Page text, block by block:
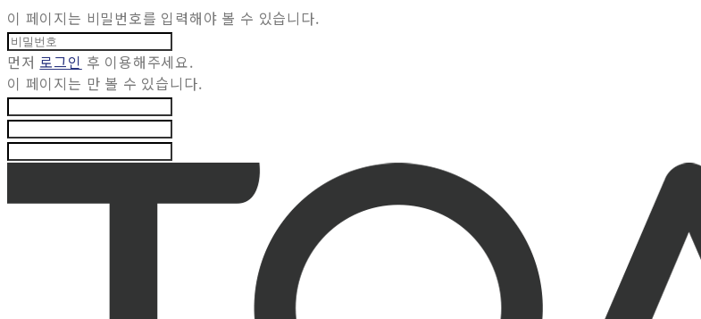
이 페이지는 비밀번호를 입력해야 볼 수 있습니다.
먼저 로그인 후 이용해주세요.
이 페이지는 만 볼 수 있습니다.